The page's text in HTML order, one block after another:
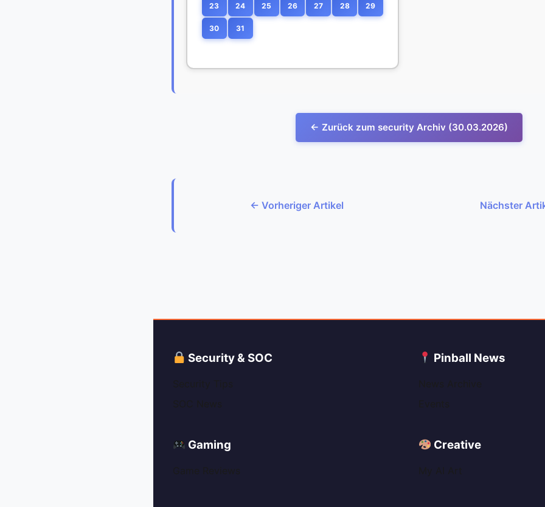
23 24 25 26 27 28 29
30 31
← Zurück zum security Archiv (30.03.2026)
← Vorheriger Artikel Nächster
Security & SOC Pinball News
Gaming Creative